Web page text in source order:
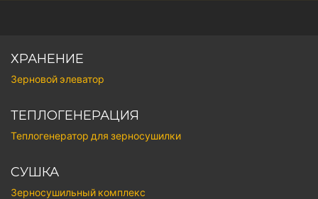
ХРАНЕНИЕ
Зерновой элеватор
ТЕПЛОГЕНЕРАЦИЯ
Теплогенератор для зерносушилки
СУШКА
Зерносушильный комплекс